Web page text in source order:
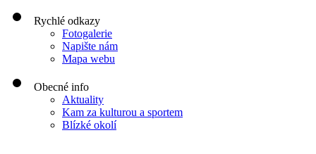
Rychlé odkazy
Fotogalerie
Napište nám
Mapa webu
Obecné info
Aktuality
Kam za kulturou a sportem
Blízké okolí